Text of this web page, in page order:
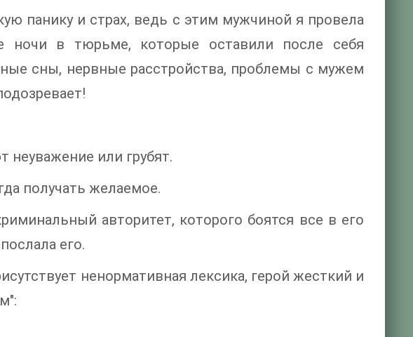
панику и страх, ведь с этим мужчиной я провела
в тюрьме, которые оставили после себя
сны, нервные расстройства, проблемы с мужем
неуважение или грубят.
получать желаемое.
авторитет, которого боятся все в его
его.
ненормативная лексика, герой жесткий и